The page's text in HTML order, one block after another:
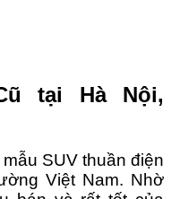
tại Hà Nội,
SUV thuần điện
Việt Nam. Nhờ